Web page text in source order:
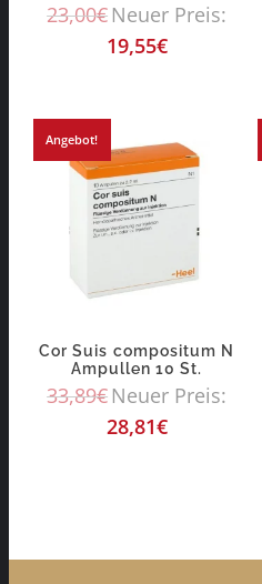
23,00€Neuer Preis:
19,55€
Angebot!
Cor Suis compositum N
Ampullen 10 St.
33,89€Neuer Preis:
28,81€